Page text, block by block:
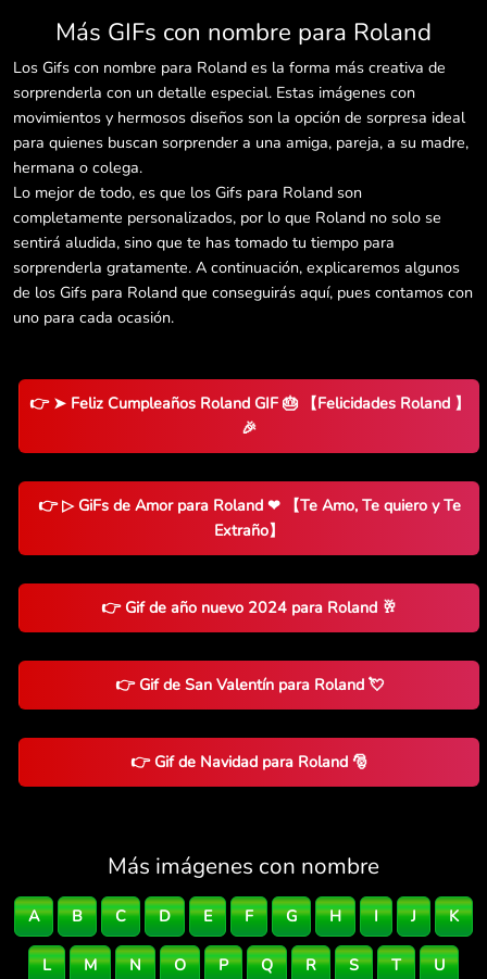
Más GIFs con nombre para Roland
Los Gifs con nombre para Roland es la forma más creativa de
sorprenderla con un detalle especial. Estas imágenes con
movimientos y hermosos diseños son la opción de sorpresa ideal
para quienes buscan sorprender a una amiga, pareja, a su madre,
hermana o colega.
Lo mejor de todo, es que los Gifs para Roland son
completamente personalizados, por lo que Roland no solo se
sentirá aludida, sino que te has tomado tu tiempo para
sorprenderla gratamente. A continuación, explicaremos algunos
de los Gifs para Roland que conseguirás aquí, pues contamos con
uno para cada ocasión.
👉 ➤ Feliz Cumpleaños Roland GIF 🎂 【Felicidades Roland 】
🎉
👉 ▷ GiFs de Amor para Roland ❤ 【Te Amo, Te quiero y Te
Extraño】
👉 Gif de año nuevo 2024 para Roland 🥂
👉 Gif de San Valentín para Roland 💘
👉 Gif de Navidad para Roland 🎅
Más imágenes con nombre
A B C D E F G H I J K
L M N O P Q R S T U